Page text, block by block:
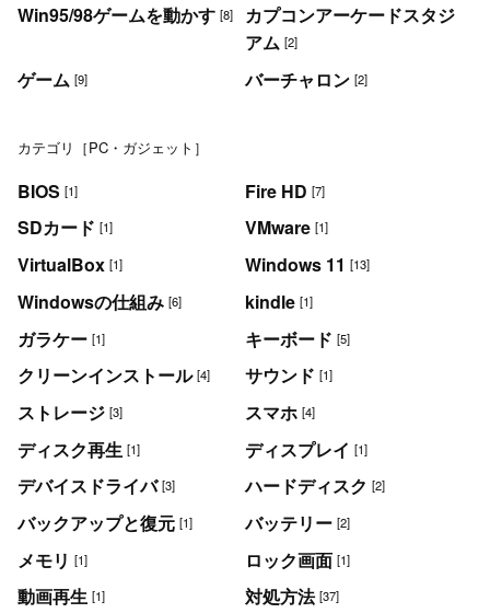
Win95/98ゲームを動かす [8]
カプコンアーケードスタジ
アム [2]
ゲーム [9] バーチャロン [2]
カテゴリ［PC・ガジェット］
BIOS [1] Fire HD [7]
SDカード [1] VMware [1]
VirtualBox [1] Windows 11 [13]
Windowsの仕組み [6] kindle [1]
ガラケー [1] キーボード [5]
クリーンインストール [4] サウンド [1]
ストレージ [3] スマホ [4]
ディスク再生 [1] ディスプレイ [1]
デバイスドライバ [3] ハードディスク [2]
バックアップと復元 [1] バッテリー [2]
メモリ [1] ロック画面 [1]
動画再生 [1] 対処方法 [37]